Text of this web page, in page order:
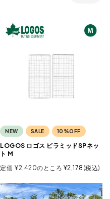
NEW SALE 10%OFF
LOGOS ロゴス ピラミッドSPネッ
ト M
定価 ¥2,420のところ ¥2,178 税込